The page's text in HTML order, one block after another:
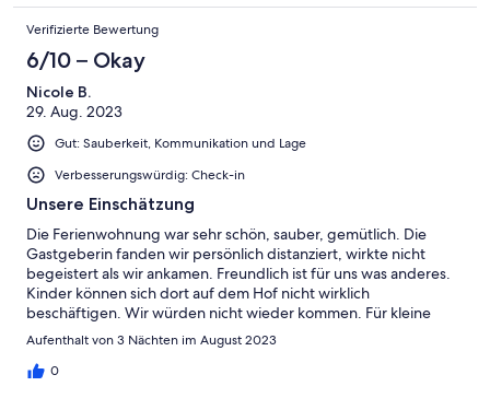
empfehlen
Verifizierte Bewertung
6/10 – Okay
Nicole B.
29. Aug. 2023
Gut: Sauberkeit, Kommunikation und Lage
Verbesserungswürdig: Check-in
Unsere Einschätzung
Die Ferienwohnung war sehr schön, sauber, gemütlich. Die
Gastgeberin fanden wir persönlich distanziert, wirkte nicht
begeistert als wir ankamen. Freundlich ist für uns was anderes.
Kinder können sich dort auf dem Hof nicht wirklich
beschäftigen. Wir würden nicht wieder kommen. Für kleine
Kinder nicht empfehlenswert.
Aufenthalt von 3 Nächten im August 2023
0